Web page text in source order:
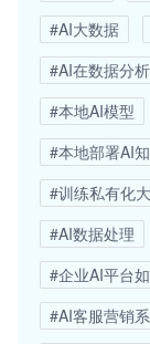
#AI大数据
#AI在数据分
#本地AI模型
#本地部署AI
#训练私有化
#AI数据处理
#企业AI平台
#AI客服营销